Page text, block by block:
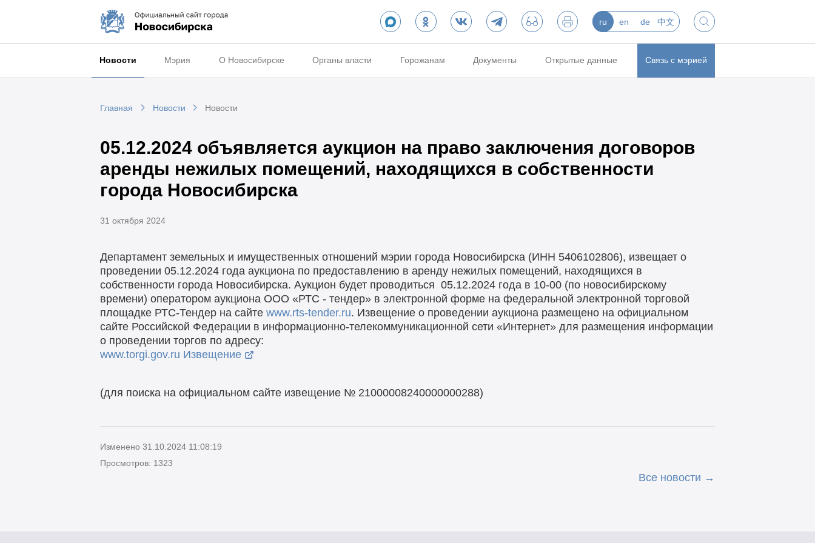
ru en de 中文
Новости Мэрия О Новосибирске Органы власти Горожанам Документы Открытые данные Связь с мэрией
Главная Новости Новости
05.12.2024 объявляется аукцион на право заключения договоров
аренды нежилых помещений, находящихся в собственности
города Новосибирска
31 октября 2024
Департамент земельных и имущественных отношений мэрии города Новосибирска (ИНН 5406102806), извещает о
проведении 05.12.2024 года аукциона по предоставлению в аренду нежилых помещений, находящихся в
собственности города Новосибирска. Аукцион будет проводиться 05.12.2024 года в 10-00 (по новосибирскому
времени) оператором аукциона ООО «РТС - тендер» в электронной форме на федеральной электронной торговой
площадке РТС-Тендер на сайте www.rts-tender.ru. Извещение о проведении аукциона размещено на официальном
сайте Российской Федерации в информационно-телекоммуникационной сети «Интернет» для размещения информации
о проведении торгов по адресу:
www.torgi.gov.ru Извещение
(для поиска на официальном сайте извещение № 21000008240000000288)
Изменено 31.10.2024 11:08:19
Просмотров: 1323
Все новости